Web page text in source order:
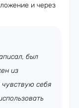
и через
был
из
себя